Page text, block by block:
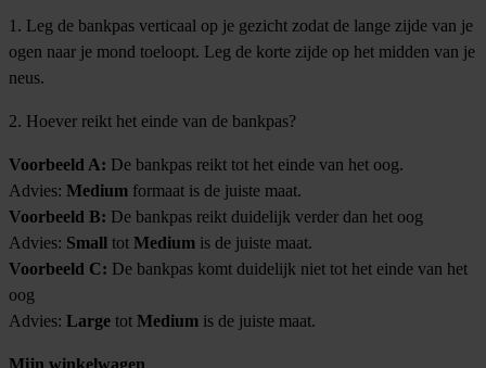
1. Leg de bankpas verticaal op je gezicht zodat de lange zijde van je
ogen naar je mond toeloopt. Leg de korte zijde op het midden van je
neus.
2. Hoever reikt het einde van de bankpas?
Voorbeeld A: De bankpas reikt tot het einde van het oog.
Advies: Medium formaat is de juiste maat.
Voorbeeld B: De bankpas reikt duidelijk verder dan het oog
Advies: Small tot Medium is de juiste maat.
Voorbeeld C: De bankpas komt duidelijk niet tot het einde van het
oog
Advies: Large tot Medium is de juiste maat.
Mijn winkelwagen